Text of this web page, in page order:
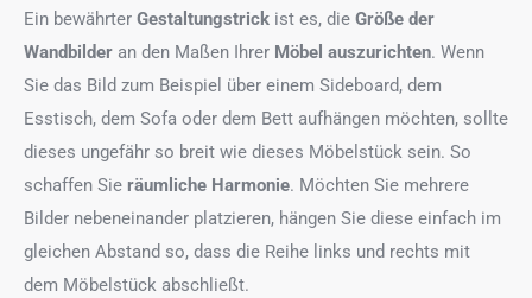
Ein bewährter Gestaltungstrick ist es, die Größe der
Wandbilder an den Maßen Ihrer Möbel auszurichten. Wenn
Sie das Bild zum Beispiel über einem Sideboard, dem
Esstisch, dem Sofa oder dem Bett aufhängen möchten, sollte
dieses ungefähr so breit wie dieses Möbelstück sein. So
schaffen Sie räumliche Harmonie. Möchten Sie mehrere
Bilder nebeneinander platzieren, hängen Sie diese einfach im
gleichen Abstand so, dass die Reihe links und rechts mit
dem Möbelstück abschließt.